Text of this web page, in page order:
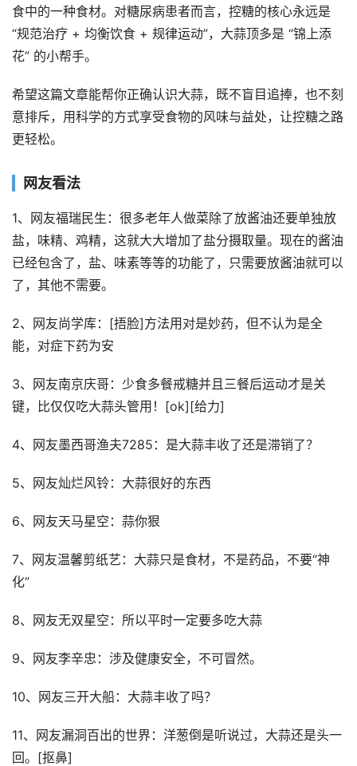
食中的一种食材。对糖尿病患者而言，控糖的核心永远是
“规范治疗 + 均衡饮食 + 规律运动”，大蒜顶多是 “锦上添
花” 的小帮手。
希望这篇文章能帮你正确认识大蒜，既不盲目追捧，也不刻
意排斥，用科学的方式享受食物的风味与益处，让控糖之路
更轻松。
网友看法
1、网友福瑞民生：很多老年人做菜除了放酱油还要单独放
盐，味精、鸡精，这就大大增加了盐分摄取量。现在的酱油
已经包含了，盐、味素等等的功能了，只需要放酱油就可以
了，其他不需要。
2、网友尚学库：[捂脸]方法用对是妙药，但不认为是全
能，对症下药为安
3、网友南京庆哥：少食多餐戒糖并且三餐后运动才是关
键，比仅仅吃大蒜头管用！[ok][给力]
4、网友墨西哥渔夫7285：是大蒜丰收了还是滞销了？
5、网友灿烂风铃：大蒜很好的东西
6、网友天马星空：蒜你狠
7、网友温馨剪纸艺：大蒜只是食材，不是药品，不要“神
化”
8、网友无双星空：所以平时一定要多吃大蒜
9、网友李辛忠：涉及健康安全，不可冒然。
10、网友三开大船：大蒜丰收了吗？
11、网友漏洞百出的世界：洋葱倒是听说过，大蒜还是头一
回。[抠鼻]